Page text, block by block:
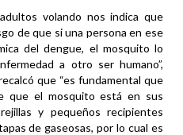
volando nos indica que
de que si una persona en ese
del dengue, el mosquito lo
a otro ser humano”,
que “es fundamental que
que el mosquito está en sus
y pequeños recipientes
de gaseosas, por lo cual es